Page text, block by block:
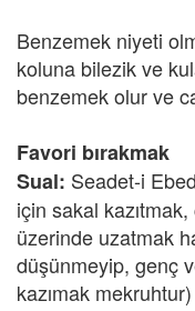
Benzemek niyeti
koluna bilezik ve
benzemek olur ve
Favori bırakmak
Sual: Seadet-i
için sakal
üzerinde uzatmak
düşünmeyip, genç
kazımak